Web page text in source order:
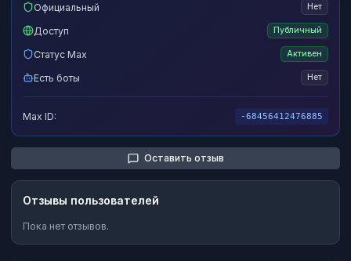
Официальный
Нет
Доступ Публичный
Статус Max Активен
Есть боты Нет
Max ID: -68456412476885
Оставить отзыв
Отзывы пользователей
Пока нет отзывов.